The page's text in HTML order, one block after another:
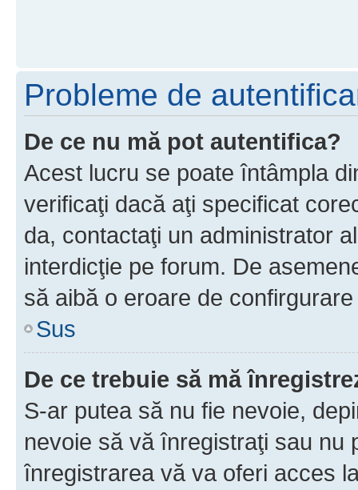
Probleme de
De ce nu mă pot autentifica?
Acest lucru se poate întâmpla
verificaţi dacă aţi specificat
da, contactaţi un administrator
interdicţie pe forum. De
să aibă o eroare de
Sus
De ce trebuie să mă
S-ar putea să nu fie nevoie,
nevoie să vă înregistraţi sau nu
înregistrarea vă va oferi acces